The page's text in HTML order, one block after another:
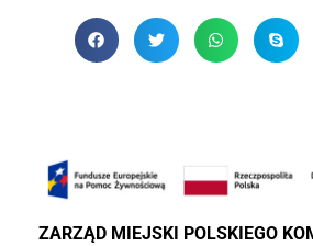
ZARZĄD MIEJSKI POLSKIEGO